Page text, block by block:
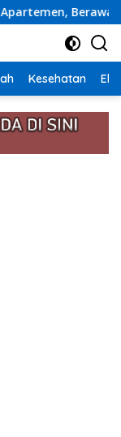
Wanita Lewat
Kesehatan